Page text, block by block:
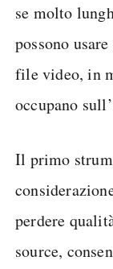
se molto
possono
file video, in
occupano
Il primo
perdere
source,